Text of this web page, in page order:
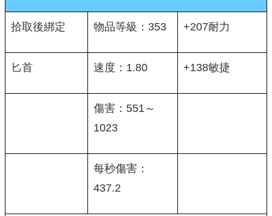
拾取後綁定 物品等級：353 +207耐力
匕首 速度：1.80 +138敏捷
傷害：551～
1023
每秒傷害：
437.2